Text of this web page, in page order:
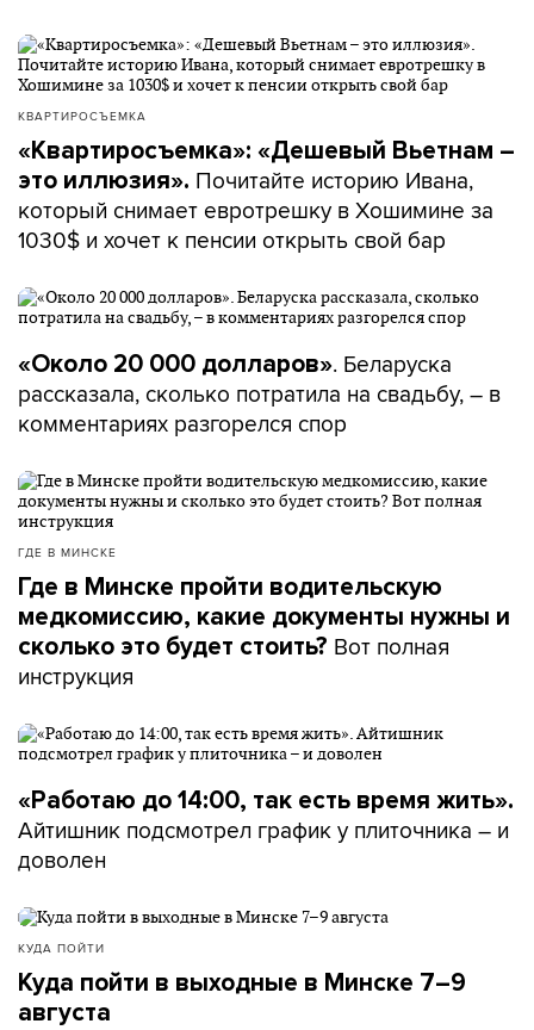
КВАРТИРОСЪЕМКА
«Квартиросъемка»: «Дешевый Вьетнам –
это иллюзия». Почитайте историю Ивана,
который снимает евротрешку в Хошимине за
1030$ и хочет к пенсии открыть свой бар
«Около 20 000 долларов». Беларуска
рассказала, сколько потратила на свадьбу, – в
комментариях разгорелся спор
ГДЕ В МИНСКЕ
Где в Минске пройти водительскую
медкомиссию, какие документы нужны и
сколько это будет стоить? Вот полная
инструкция
«Работаю до 14:00, так есть время жить».
Айтишник подсмотрел график у плиточника – и
доволен
КУДА ПОЙТИ
Куда пойти в выходные в Минске 7–9
августа